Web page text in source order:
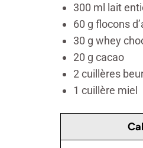
300 ml lait
60 g flocons
30 g whey
20 g cacao
2 cuillères
1 cuillère miel